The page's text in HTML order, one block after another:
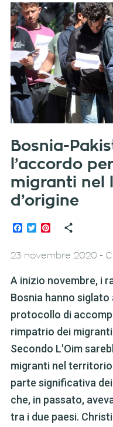
Bosnia-
l’accordo
migranti nel
d’origine
Facebook
TwitterPinterest
23 novembre 2020-
A inizio novembre, i
Bosnia hanno siglato
protocollo di
rimpatrio dei
Secondo L'Oim
migranti nel territorio
parte significativa
che, in passato,
tra i due paesi.